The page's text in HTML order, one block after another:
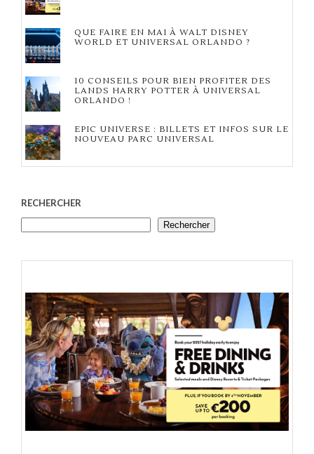
QUE FAIRE EN MAI À WALT DISNEY
WORLD ET UNIVERSAL ORLANDO ?
10 CONSEILS POUR BIEN PROFITER DES
LANDS HARRY POTTER À UNIVERSAL
ORLANDO !
EPIC UNIVERSE : BILLETS ET INFOS SUR LE
NOUVEAU PARC UNIVERSAL
RECHERCHER
Rechercher